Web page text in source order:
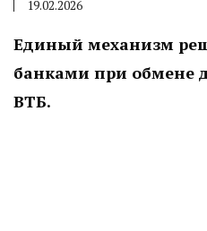
19.02.2026
Единый механизм
банками при обмене
ВТБ.